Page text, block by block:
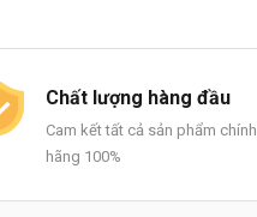
Chất lượng hàng đầu
Cam kết tất cả sản phẩm chính
hãng 100%